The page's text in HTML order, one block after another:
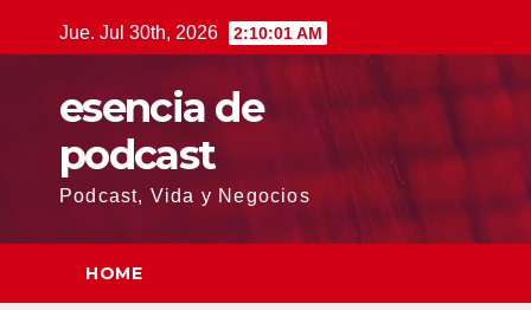
al
Jue. Jul 30th, 2026 2:10:02 AM
esencia de
podcast
Podcast, Vida y Negocios
HOME